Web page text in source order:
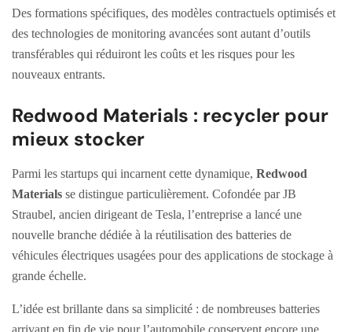
Des formations spécifiques, des modèles contractuels optimisés et
des technologies de monitoring avancées sont autant d’outils
transférables qui réduiront les coûts et les risques pour les
nouveaux entrants.
Redwood Materials : recycler pour
mieux stocker
Parmi les startups qui incarnent cette dynamique, Redwood
Materials se distingue particulièrement. Cofondée par JB
Straubel, ancien dirigeant de Tesla, l’entreprise a lancé une
nouvelle branche dédiée à la réutilisation des batteries de
véhicules électriques usagées pour des applications de stockage à
grande échelle.
L’idée est brillante dans sa simplicité : de nombreuses batteries
arrivant en fin de vie pour l’automobile conservent encore une